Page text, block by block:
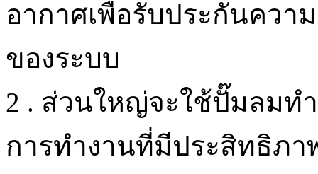
อากาศเพื่อรับประกันคว
ของระบบ
2 . ส่วนใหญ่จะใช้ปั๊มลมท
การทำงานที่มีประสิทธิภ